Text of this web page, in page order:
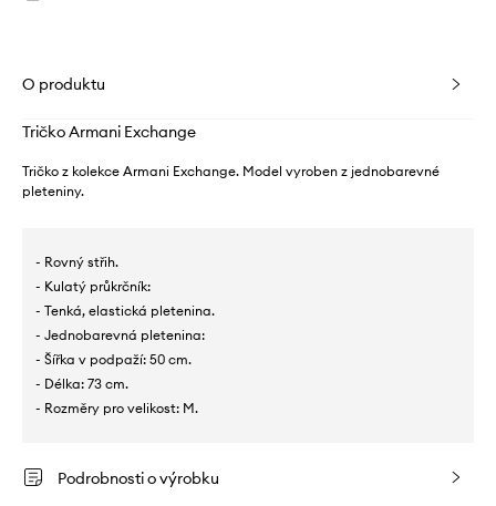
O produktu
Tričko Armani Exchange
Tričko z kolekce Armani Exchange. Model vyroben z jednobarevné
pleteniny.
- Rovný střih.
- Kulatý průkrčník:
- Tenká, elastická pletenina.
- Jednobarevná pletenina:
- Šířka v podpaží: 50 cm.
- Délka: 73 cm.
- Rozměry pro velikost: M.
Podrobnosti o výrobku